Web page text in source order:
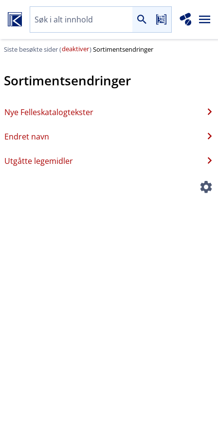
Siste besøkte sider (deaktiver)Sortimentsendringer
Sortimentsendringer
Nye Felleskatalogtekster
Endret navn
Utgåtte legemidler